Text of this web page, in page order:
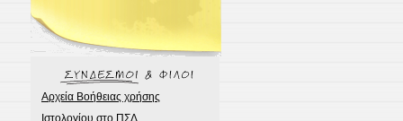
Αρχεία Βοήθειας χρήσης
Ιστολογίου στο ΠΣΔ